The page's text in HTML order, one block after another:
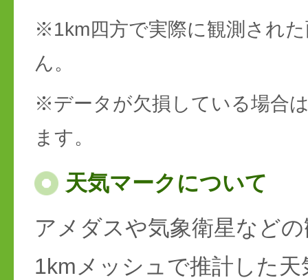
※1km四方で実際に観測され
ん。
※データが欠損している場合
ます。
天気マークについて
アメダスや気象衛星など
1kmメッシュで推計した